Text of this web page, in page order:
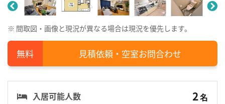
※ 間取図・画像と現況が異なる場合は現況を優先します。
見積依頼・空室お問合わせ
入居可能人数 2名